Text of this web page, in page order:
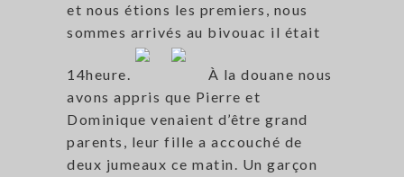
et nous étions les premiers, nous
sommes arrivés au bivouac il était
14heure.
À la douane nous
avons appris que Pierre et
Dominique venaient d’être grand
parents, leur fille a accouché de
deux jumeaux ce matin. Un garçon